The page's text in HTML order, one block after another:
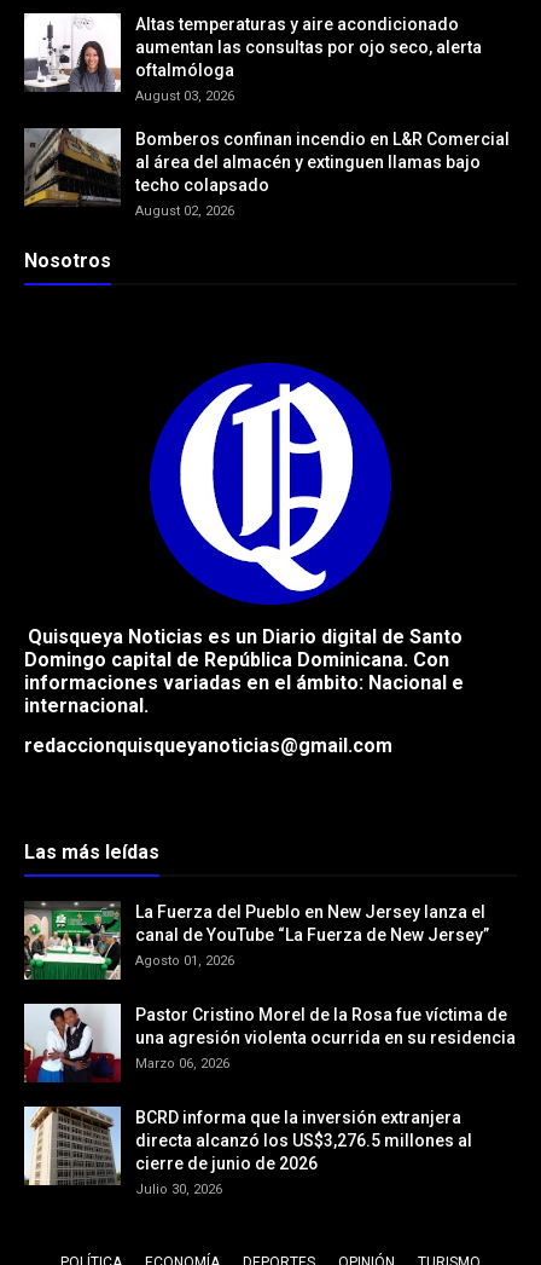
Altas temperaturas y aire acondicionado
aumentan las consultas por ojo seco, alerta
oftalmóloga
August 03, 2026
Bomberos confinan incendio en L&R Comercial
al área del almacén y extinguen llamas bajo
techo colapsado
August 02, 2026
Nosotros
Quisqueya Noticias es un Diario digital de Santo
Domingo capital de República Dominicana. Con
informaciones variadas en el ámbito: Nacional e
internacional.
redaccionquisqueyanoticias@gmail.com
Las más leídas
La Fuerza del Pueblo en New Jersey lanza el
canal de YouTube “La Fuerza de New Jersey”
Agosto 01, 2026
Pastor Cristino Morel de la Rosa fue víctima de
una agresión violenta ocurrida en su residencia
Marzo 06, 2026
BCRD informa que la inversión extranjera
directa alcanzó los US$3,276.5 millones al
cierre de junio de 2026
Julio 30, 2026